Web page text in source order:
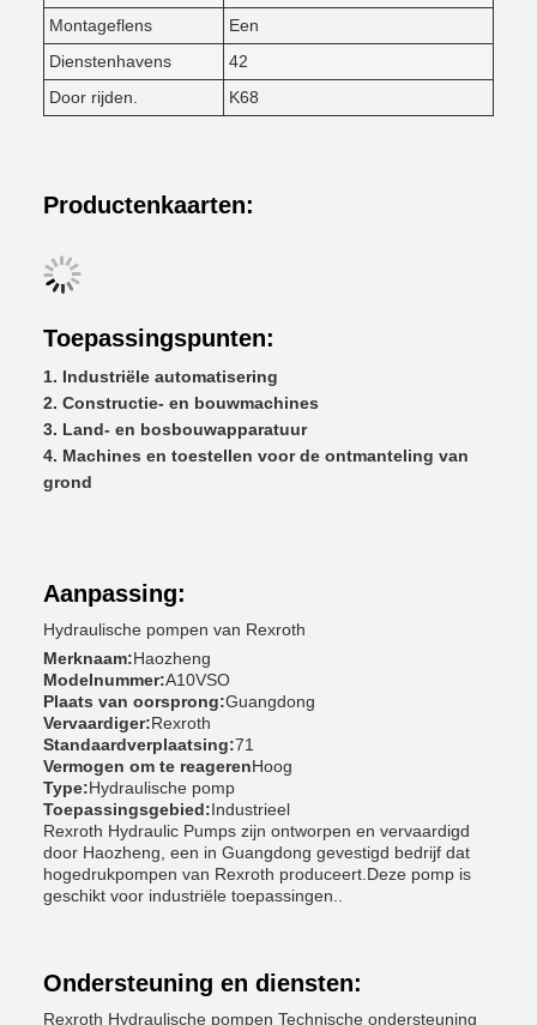
Montageflens
Een
Dienstenhavens
42
Door rijden.
K68
Productenkaarten:
Toepassingspunten:
Industriële automatisering
Constructie- en bouwmachines
Land- en bosbouwapparatuur
Machines en toestellen voor de ontmanteling van
grond
Aanpassing:
Hydraulische pompen van Rexroth
Merknaam:Haozheng
Modelnummer:A10VSO
Plaats van oorsprong:Guangdong
Vervaardiger:Rexroth
Standaardverplaatsing:71
Vermogen om te reagerenHoog
Type:Hydraulische pomp
Toepassingsgebied:Industrieel
Rexroth Hydraulic Pumps zijn ontworpen en vervaardigd
door Haozheng, een in Guangdong gevestigd bedrijf dat
hogedrukpompen van Rexroth produceert.Deze pomp is
geschikt voor industriële toepassingen..
Ondersteuning en diensten:
Rexroth Hydraulische pompen Technische ondersteuning